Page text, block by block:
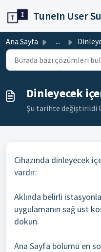
TuneIn User
Ana Sayfa ... Dinleyecek
Dinleyecek
Şu tarihte değiştirildi
Cihazında dinleyecek
vardır:
Aklında belirli
uygulamanın sağ üst
dokun.
Ana Sayfa bölümü en